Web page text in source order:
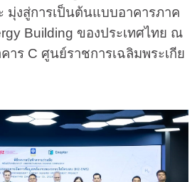
มุ่งสู่การเป็นต้นแบบอาคารภาค
Building ของประเทศไทย ณ
าร C ศูนย์ราชการเฉลิมพระเกีย